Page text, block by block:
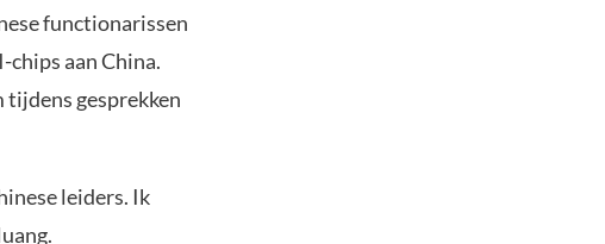
functionarissen
chips aan China.
gesprekken
leiders. Ik